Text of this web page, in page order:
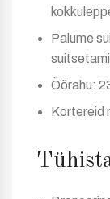
Palume
Öörahu:
Kortereid